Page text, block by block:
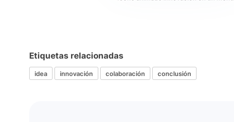
Etiquetas relacionadas
idea innovación colaboración conclusión